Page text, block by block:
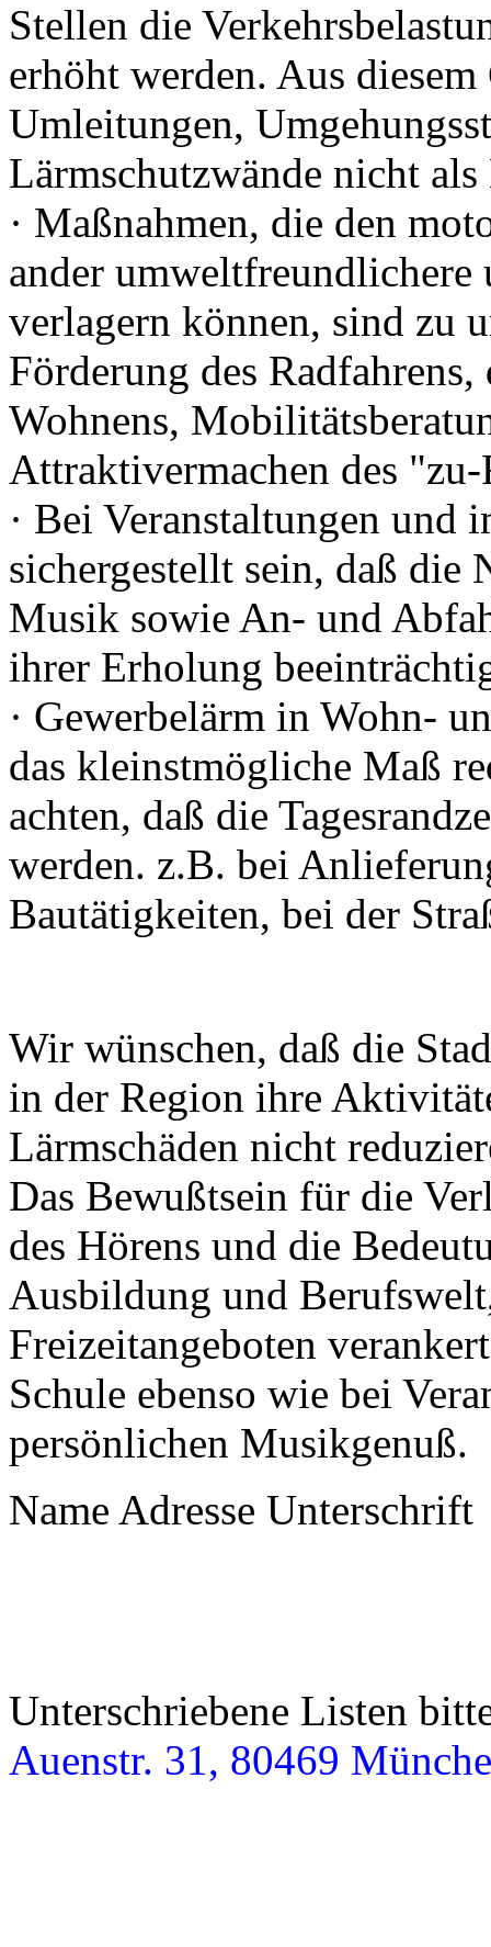
Stellen die
erhöht werden. Aus
Umleitungen,
Lärmschutzwände nicht
· Maßnahmen, die den
ander umweltfreundlichere
verlagern können, sind zu
Förderung des
Wohnens,
Attraktivermachen des
· Bei Veranstaltungen und
sichergestellt sein, daß die
Musik sowie An- und
ihrer Erholung
· Gewerbelärm in Wohn-
das kleinstmögliche Maß
achten, daß die
werden. z.B. bei
Bautätigkeiten, bei der
Wir wünschen, daß die
in der Region ihre
Lärmschäden nicht
Das Bewußtsein für die
des Hörens und die
Ausbildung und
Freizeitangeboten
Schule ebenso wie bei
persönlichen Musikgenuß.
Name Adresse Unterschrift
Unterschriebene Listen
Auenstr. 31, 80469